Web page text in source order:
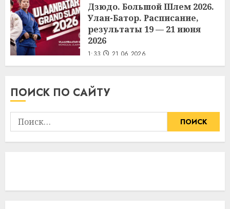
Дзюдо. Большой Шлем 2026.
Улан-Батор. Расписание,
результаты 19 — 21 июня
2026
1:33 21.06.2026
ПОИСК ПО САЙТУ
Найти: